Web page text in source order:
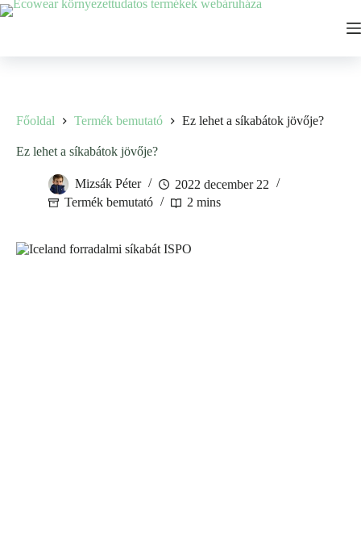
Ugrás
a
Főoldal Termék bemutató Ez lehet a síkabátok jövője?
Ez lehet a síkabátok jövője?
Mizsák Péter
2022 december 22
Termék bemutató
2 mins